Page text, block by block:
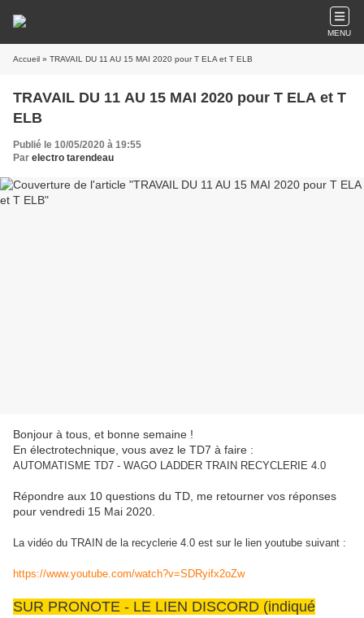
MENU
Accueil » TRAVAIL DU 11 AU 15 MAI 2020 pour T ELA et T ELB
TRAVAIL DU 11 AU 15 MAI 2020 pour T ELA et T
ELB
Publié le 10/05/2020 à 19:55
Par electro tarendeau
Bonjour à tous, et bonne semaine !
En électrotechnique, vous avez le TD7 à faire :
AUTOMATISME TD7 - WAGO LADDER TRAIN RECYCLERIE 4.0
Répondre aux 10 questions du TD, me retourner vos réponses
pour vendredi 15 Mai 2020.
La vidéo du TRAIN de la recyclerie 4.0 est sur le lien youtube suivant :
https://www.youtube.com/watch?v=SDRyifx2oZw
SUR PRONOTE - LE LIEN DISCORD (indiqué